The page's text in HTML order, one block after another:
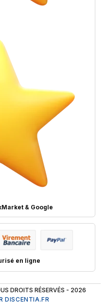
& Google
en ligne
DROITS RÉSERVÉS - 2026
DISCENTIA.FR